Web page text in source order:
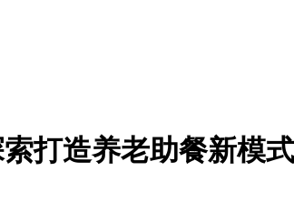
打造养老助餐新模式